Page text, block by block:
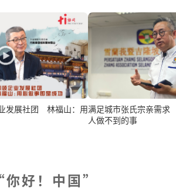
发展社团 林福山：用满足城市张氏宗亲需
人做不到的事
“你好！中国”